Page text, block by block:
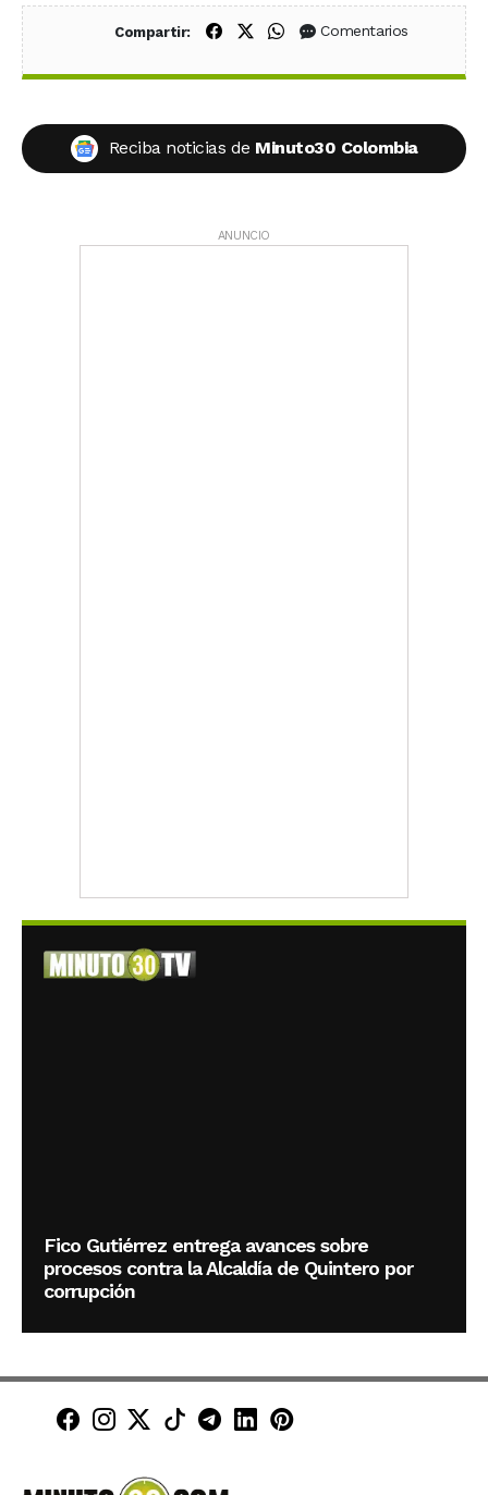
Compartir: Compartir en Facebook
Compartir en X (Twitter)
Compartir en WhatsApp
Comentarios
Reciba noticias de Minuto30 Colombia
ANUNCIO
Fico Gutiérrez entrega avances sobre
procesos contra la Alcaldía de Quintero por
corrupción
Minuto30 en Facebook
Minuto30 en Instagram
Minuto30 en X (Twitter)
Minuto30 en TikTok
Canal de Minuto30 en
Minuto30 en LinkedIn
Minuto30 en